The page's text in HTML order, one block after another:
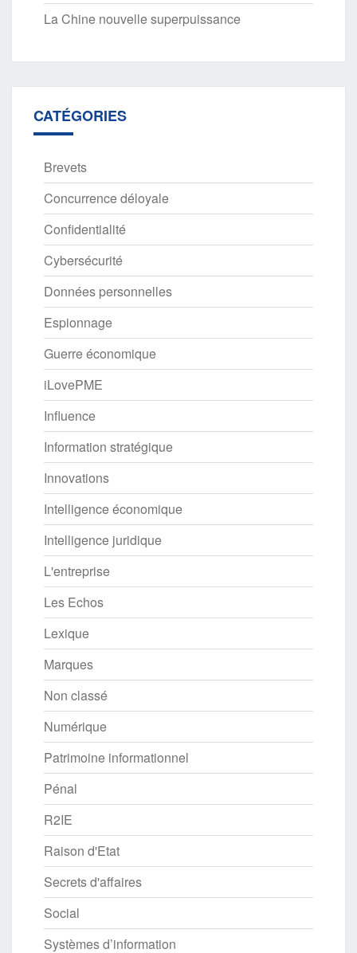
La Chine nouvelle superpuissance
CATÉGORIES
Brevets
Concurrence déloyale
Confidentialité
Cybersécurité
Données personnelles
Espionnage
Guerre économique
iLovePME
Influence
Information stratégique
Innovations
Intelligence économique
Intelligence juridique
L'entreprise
Les Echos
Lexique
Marques
Non classé
Numérique
Patrimoine informationnel
Pénal
R2IE
Raison d'Etat
Secrets d'affaires
Social
Systèmes d’information